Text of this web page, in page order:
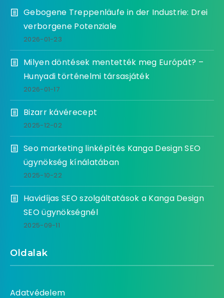
Gebogene Treppenläufe in der Industrie: Drei
verborgene Potenziale
2026-01-23
Milyen döntések mentették meg Európát? –
Hunyadi történelmi társasjáték
2026-01-17
Bizarr kávérecept
2025-12-02
Seo marketing linképítés Kanga Design SEO
ügynökség kínálatában
2025-10-22
Havidíjas SEO szolgáltatások a Kanga Design
SEO ügynökségnél
2025-09-11
Oldalak
Adatvédelem